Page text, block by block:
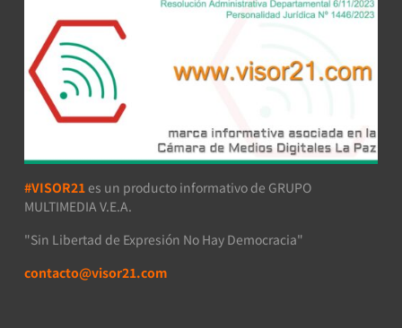
#VISOR21 es un producto informativo de GRUPO
MULTIMEDIA V.E.A.
"Sin Libertad de Expresión No Hay Democracia"
contacto@visor21.com